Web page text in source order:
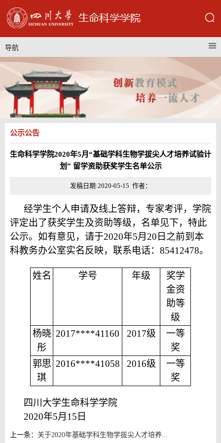
导航
公示公告
生命科学学院2020年5月“基础学科生物学拔尖人才培养试验计
划” 留学资助获奖学生名单公示
发稿日期:2020-05-15 作者：
经学生个人申请及线上答辩，专家考评，学院
评定出了获奖学生及资助等级，名单见下，特此
公示。如有意见，请于2020年5月 20 日之前到本
科教务办公室实名反映，联系电话： 85412478。
姓名 学号 年级
奖学
金资
助等
级
杨晓
彤
2017****41160 2017级
一等
奖
郭思
琪
2016****41058 2016级
一等
奖
四川大学生命科学学院
2020年5月 15 日
上一条： 关于2020年基础学科生物学拔尖人才培养...